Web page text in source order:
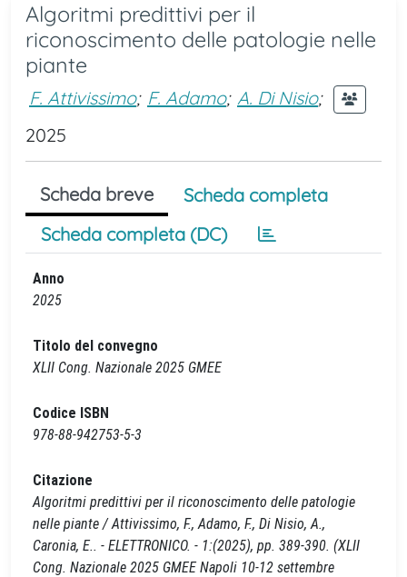
Algoritmi predittivi per il
riconoscimento delle patologie nelle
piante
F. Attivissimo; F. Adamo; A. Di Nisio;
2025
Scheda breve
Scheda completa
Scheda completa (DC)
Anno
2025
Titolo del convegno
XLII Cong. Nazionale 2025 GMEE
Codice ISBN
978-88-942753-5-3
Citazione
Algoritmi predittivi per il riconoscimento delle patologie
nelle piante / Attivissimo, F., Adamo, F., Di Nisio, A.,
Caronia, E.. - ELETTRONICO. - 1:(2025), pp. 389-390. (XLII
Cong. Nazionale 2025 GMEE Napoli 10-12 settembre